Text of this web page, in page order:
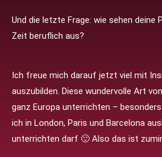
Und die letzte Frage: wie sehen deine
Zeit beruflich aus?
Ich freue mich darauf jetzt viel mit
auszubilden. Diese wundervolle Art
ganz Europa unterrichten –
ich in London, Paris und Barcelona
unterrichten darf 🙂 Also das ist